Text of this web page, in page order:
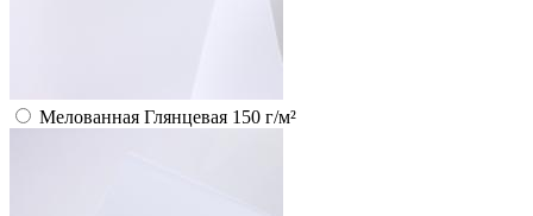
Мелованная Глянцевая 150 г/м²